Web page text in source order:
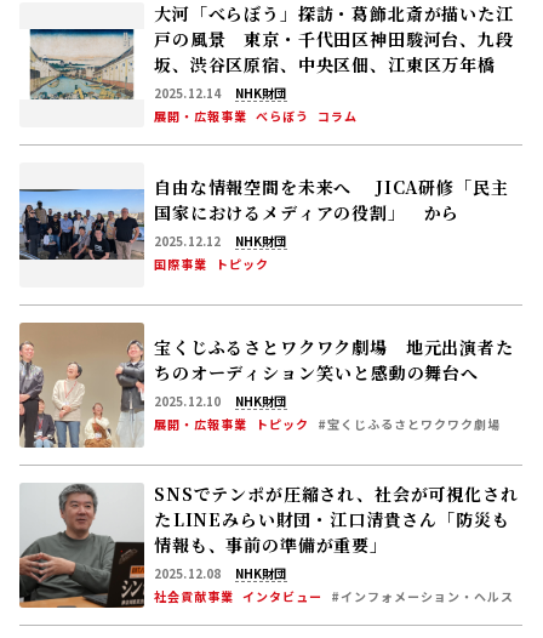
大河「べらぼう」探訪・葛飾北斎が描いた江
戸の風景 東京・千代田区神田駿河台、九段
坂、渋谷区原宿、中央区佃、江東区万年橋
2025.12.14
NHK財団
展開・広報事業 べらぼう コラム
自由な情報空間を未来へ JICA研修「民主
国家におけるメディアの役割」 から
2025.12.12
NHK財団
国際事業
トピック
宝くじふるさとワクワク劇場 地元出演者た
ちのオーディション――笑いと感動の舞台へ
2025.12.10
NHK財団
展開・広報事業
トピック #宝くじふるさとワクワク劇場
SNSでテンポが圧縮され、社会が可視化され
た――LINEみらい財団・江口清貴さん「防災も
情報も、事前の準備が重要」
2025.12.08
NHK財団
社会貢献事業 インタビュー #インフォメーション・ヘルス